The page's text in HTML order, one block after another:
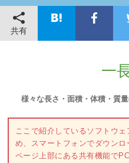
共有
一
様々な長さ・面積・体積・質
ここで紹介しているソフトウ
め、スマートフォンでダウンロ
ページ上部にある共有機能で